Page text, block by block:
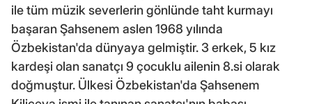
ile tüm müzik severlerin gönlünde taht kurmayı
başaran Şahsenem aslen 1968 yılında
Özbekistan'da dünyaya gelmiştir. 3 erkek, 5 kız
kardeşi olan sanatçı 9 çocuklu ailenin 8.si olarak
doğmuştur. Ülkesi Özbekistan'da Şahsenem